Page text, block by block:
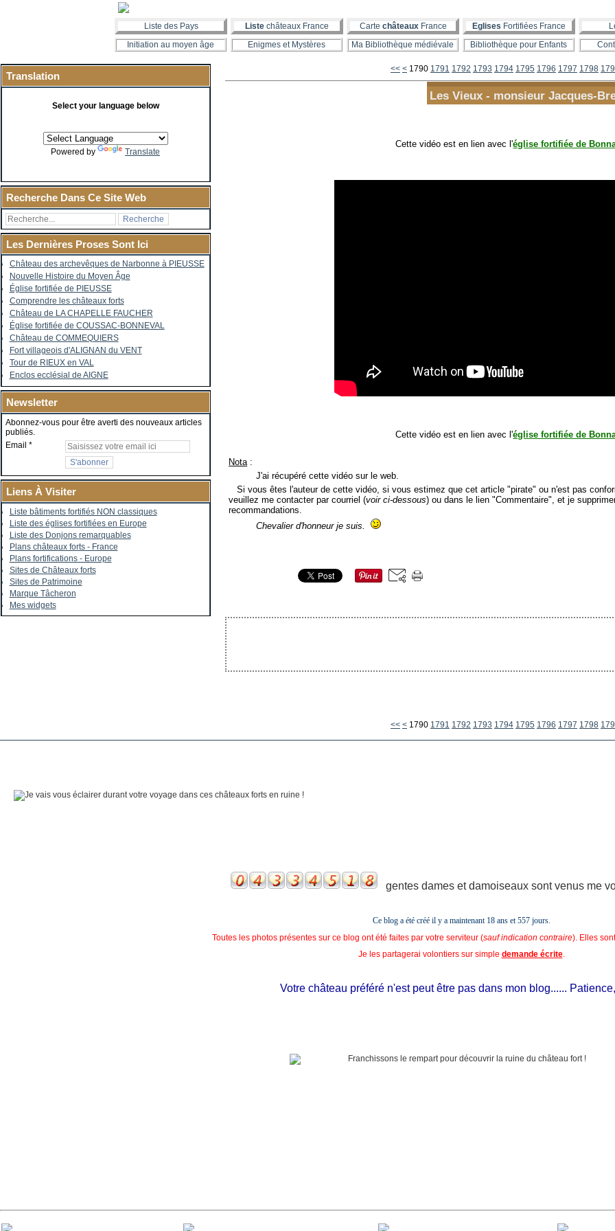
Liste des Pays Liste châteaux France Carte châteauxFrance Eglises Fortifiées France
Initiation au moyen âge
Enigmes et Mystères Ma Bibliothèque médiévale Bibliothèque pour Enfants
Translation
Select your language below
Powered by Translate
Recherche Dans Ce Site Web
Les Dernières Proses Sont Ici
Château des archevêques de Narbonne à PIEUSSE
Nouvelle Histoire du Moyen Âge
Église fortifiée de PIEUSSE
Comprendre les châteaux forts
Château de LA CHAPELLE FAUCHER
Église fortifiée de COUSSAC-BONNEVAL
Château de COMMEQUIERS
Fort villageois d'ALIGNAN du VENT
Tour de RIEUX en VAL
Enclos ecclésial de AIGNE
Newsletter
Abonnez-vous pour être averti des nouveaux articles
publiés.
Email
Liens À Visiter
Liste bâtiments fortifiés NON classiques
Liste des églises fortifiées en Europe
Liste des Donjons remarquables
Plans châteaux forts - France
Plans fortifications - Europe
Sites de Châteaux forts
Sites de Patrimoine
Marque Tâcheron
Mes widgets
<< < 1700
1710
1720
1730
1740
1750
1760
1770
1780
1790 1791 1792 1793 1794 1795 1796 1797 1798
Les Vieux - monsieur Jacques-
Cette vidéo est en lien avec l'église fortifiée de
Cette vidéo est en lien avec l'église fortifiée de
Nota :
J'ai récupéré cette vidéo sur le web.
Si vous êtes l'auteur de cette vidéo, si vous estimez que cet article "pirate" ou n'est pas
veuillez me contacter par courriel (voir ci-dessous) ou dans le lien "Commentaire", et je
recommandations.
Chevalier d'honneur je suis.
<< < 1700
1710
1720
1730
1740
1750
1760
1770
1780
1790 1791 1792 1793 1794 1795 1796 1797 1798
gentes dames et damoiseaux sont venus me
Ce blog a été créé il y a maintenant 18 ans et557 jours.
Toutes les photos présentes sur ce blog ont été faites par votre serviteur (sauf indication contraire). Elles
Je les partagerai volontiers sur simple demande écrite.
Votre château préféré n'est peut être pas dans mon blog......